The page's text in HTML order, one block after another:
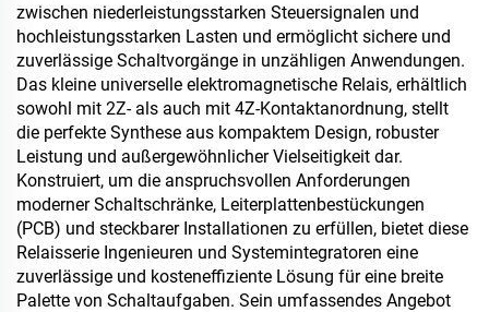
zwischen niederleistungsstarken Steuersignalen und
hochleistungsstarken Lasten und ermöglicht sichere und
zuverlässige Schaltvorgänge in unzähligen Anwendungen.
Das kleine universelle elektromagnetische Relais, erhältlich
sowohl mit 2Z- als auch mit 4Z-Kontaktanordnung, stellt
die perfekte Synthese aus kompaktem Design, robuster
Leistung und außergewöhnlicher Vielseitigkeit dar.
Konstruiert, um die anspruchsvollen Anforderungen
moderner Schaltschränke, Leiterplattenbestückungen
(PCB) und steckbarer Installationen zu erfüllen, bietet diese
Relaisserie Ingenieuren und Systemintegratoren eine
zuverlässige und kosteneffiziente Lösung für eine breite
Palette von Schaltaufgaben. Sein umfassendes Angebot